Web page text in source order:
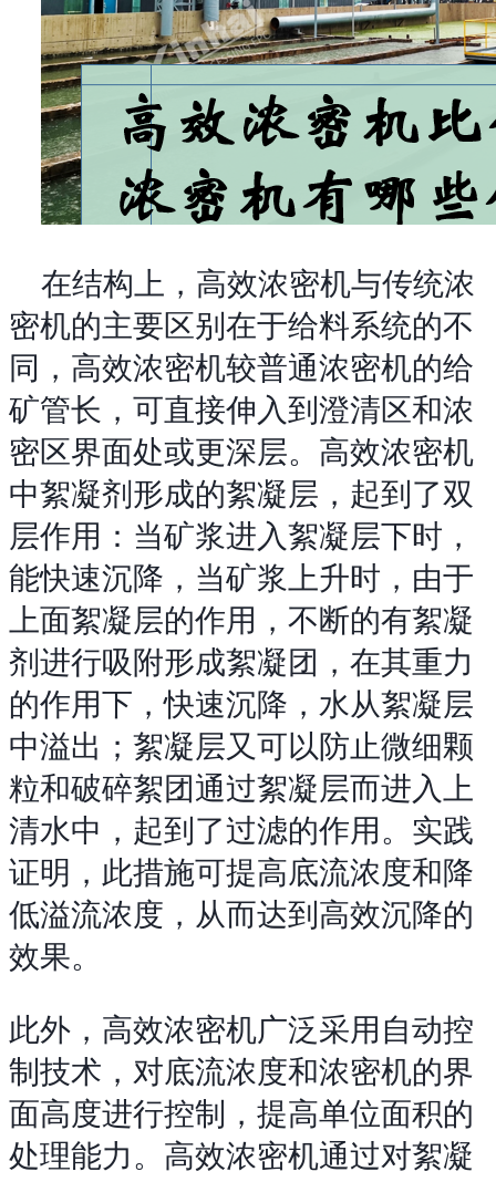
在结构上，高效浓密机与传统浓
密机的主要区别在于给料系统的不
同，高效浓密机较普通浓密机的给
矿管长，可直接伸入到澄清区和浓
密区界面处或更深层。高效浓密机
中絮凝剂形成的絮凝层，起到了双
层作用：当矿浆进入絮凝层下时，
能快速沉降，当矿浆上升时，由于
上面絮凝层的作用，不断的有絮凝
剂进行吸附形成絮凝团，在其重力
的作用下，快速沉降，水从絮凝层
中溢出；絮凝层又可以防止微细颗
粒和破碎絮团通过絮凝层而进入上
清水中，起到了过滤的作用。实践
证明，此措施可提高底流浓度和降
低溢流浓度，从而达到高效沉降的
效果。
此外，高效浓密机广泛采用自动控
制技术，对底流浓度和浓密机的界
面高度进行控制，提高单位面积的
处理能力。高效浓密机通过对絮凝